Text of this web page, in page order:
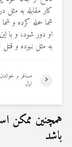
کار مقابله به
شما حمله کرده و
او دور شود، و با
به مثل نبوده و
مسافر و
اول
همچنین ممکن
باشد